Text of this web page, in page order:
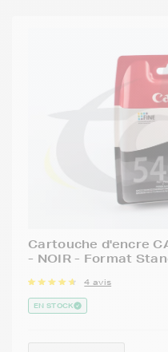
Cartouche d'encre
- NOIR - Format
4 avis
EN STOCK